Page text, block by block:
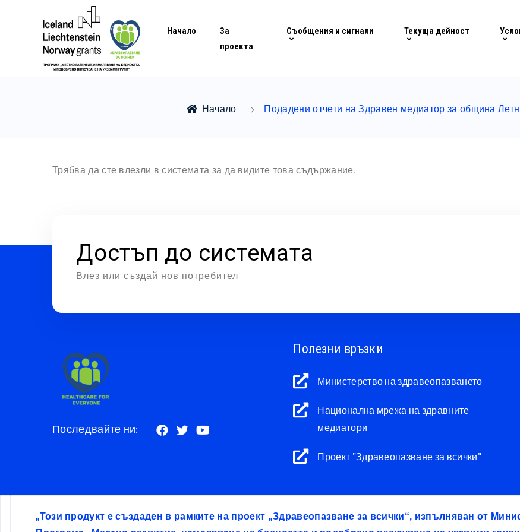
Начало
За
проекта
Съобщения и сигнали Текуща дейност
Начало Подадени отчети на Здравен медиатор за община
Трябва да сте влезли в системата за да видите това съдържание.
Достъп до системата
Влез или създай нов потребител
Последвайте ни:
Полезни връзки
Министерство на здравеопазването
Национална мрежа на здравните
медиатори
Проект "Здравеопазване за всички"
„Този продукт е създаден в рамките на проект „Здравеопазване за всички“, изпълняван от